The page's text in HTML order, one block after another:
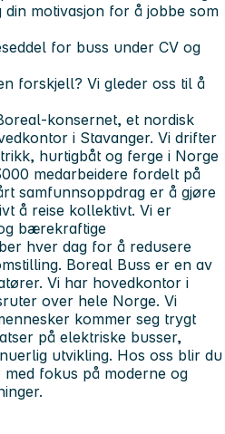
motivasjon for å jobbe som
for buss under CV og
forskjell? Vi gleder oss til å
konsernet, et nordisk
i Stavanger. Vi drifter
hurtigbåt og ferge i Norge
medarbeidere fordelt på
samfunnsoppdrag er å gjøre
å reise kollektivt. Vi er
bærekraftige
hver dag for å redusere
Boreal Buss er en av
Vi har hovedkontor i
over hele Norge. Vi
kommer seg trygt
på elektriske busser,
utvikling. Hos oss blir du
fokus på moderne og